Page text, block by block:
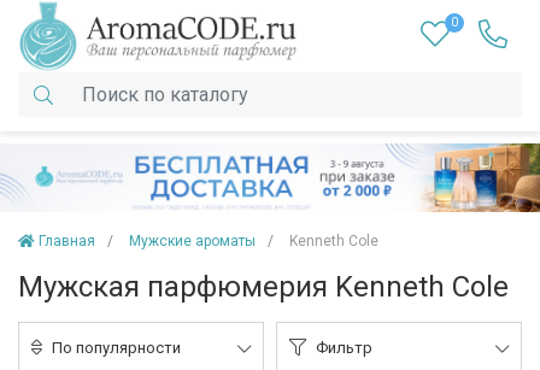
0
Главная Мужские ароматы Kenneth Cole
Мужская парфюмерия Kenneth Cole
По популярности Фильтр